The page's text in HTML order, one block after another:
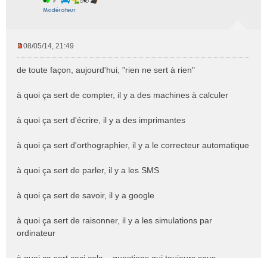
s
a
e
n
u
08/05/14, 21:49
de toute façon, aujourd'hui, "rien ne sert à rien"
à quoi ça sert de compter, il y a des machines à calculer
à quoi ça sert d'écrire, il y a des imprimantes
à quoi ça sert d'orthographier, il y a le correcteur automatique
à quoi ça sert de parler, il y a les SMS
à quoi ça sert de savoir, il y a google
à quoi ça sert de raisonner, il y a les simulations par
ordinateur